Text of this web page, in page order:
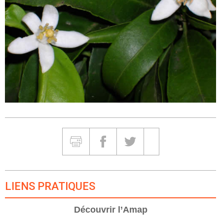
ImprimerPartager sur Facebook
Partager sur Twitter
LIENS PRATIQUES
Découvrir l’Amap